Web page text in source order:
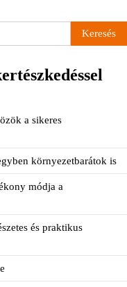
a sikeres
környezetbarátok is
módja a
és praktikus